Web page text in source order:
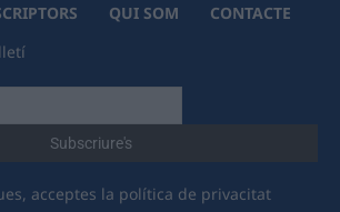
QUI SOM
CONTACTE
acceptes la política de privacitat